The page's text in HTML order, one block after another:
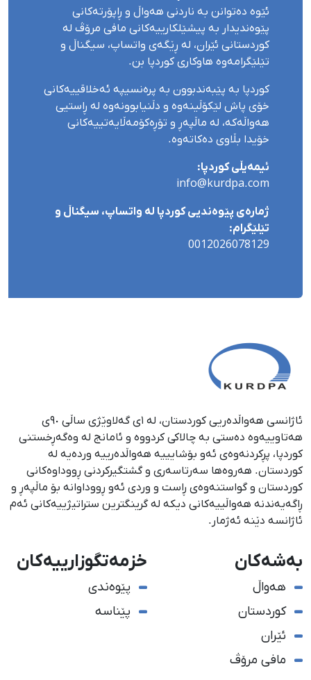
ئێوە دەتوانن بە ناردنی هەواڵ و ڕاپۆرتەکانی
پێوەندیدار بە پیشێلکارییەکانی مافی مرۆڤ لە
کوردستانی ئێران، لە ڕێگەی واتساپ، سیگناڵ و
تێلێگرامەوە هاوکاری کوردپا بن.
کوردپا بە پێبەندبوون بە پرەنسیپە ئەخلاقییەکانی
خۆی پاش لێکۆڵینەوە و دڵنیابوونەوە لە ڕاستیی
هەواڵەکە، لە ماڵپەڕ و تۆڕەکۆمەڵایەتییەکانی
خۆیدا بڵاوی دەکاتەوە.
ئیمەیڵی کوردپا:
info@kurdpa.com
ژمارەی پێوەندیی کوردپا لە واتساپ، سیگناڵ و
تێلێگرام:
0012026078129
ئاژانسی هەواڵدەریی کوردستان، لە ١ی گەلاوێژی ساڵی ٩٠ی
هەتاوییەوە دەستی بە چالاکی کردووە و ئامانج لە وەگەڕخستنی
كوردپا، پڕكردنەوەی ئەو بۆشایییە هەواڵدەرییە وردەیە لە
كوردستان. هەروەها سەرتاسەری و گشتگیركردنی ڕووداوەكانی
كوردستان و گواستنەوەی ڕاست و وردی ئەو ڕووداوانە بۆ ماڵپەڕ و
ڕاگەیەندنە هەواڵییەكانی دیكە لە گرینگترین ستراتیژییەكانی ئەم
ئاژانسە دێنە ئەژمار.
بەشەکان
هەواڵ
کوردستان
ئێران
مافی مرۆڤ
خزمەتگوزارییەکان
پێوەندی
پێناسە